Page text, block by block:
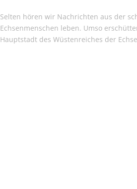
Selten hören wir Nachrichten aus der
Echsenmenschen leben. Umso
Hauptstadt des Wüstenreiches der